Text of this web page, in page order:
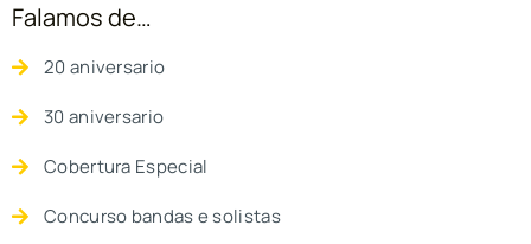
Falamos de…
20 aniversario
30 aniversario
Cobertura Especial
Concurso bandas e solistas